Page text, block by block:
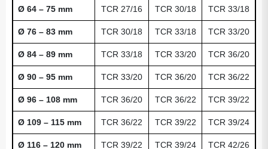
Ø 64 – 75 mm TCR 27/16 TCR 30/18 TCR 33/18
Ø 76 – 83 mm TCR 30/18 TCR 33/18 TCR 33/20
Ø 84 – 89 mm TCR 33/18 TCR 33/20 TCR 36/20
Ø 90 – 95 mm TCR 33/20 TCR 36/20 TCR 36/22
Ø 96 – 108 mm TCR 36/20 TCR 36/22 TCR 39/22
Ø 109 – 115 mm TCR 36/22 TCR 39/22 TCR 39/24
Ø 116 – 120 mm TCR 39/22 TCR 39/24 TCR 42/26